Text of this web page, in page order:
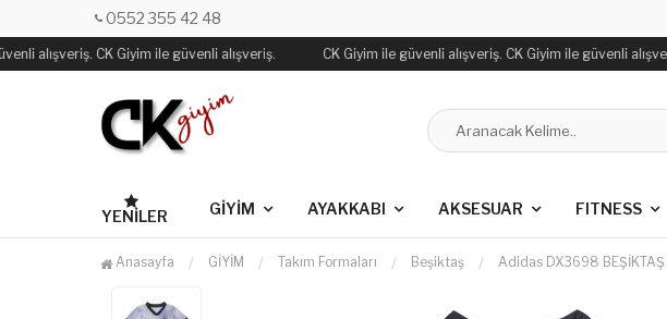
0552 355 42 48
alışveriş. CK Giyim ile güvenli alışveriş. CK Giyim ile güvenli alışveriş. CK Giyim ile güvenli
YENILER GİYİM AYAKKABI AKSESUAR FITNESS
Anasayfa GİYİM Takım Formaları Beşiktaş Adidas DX3698 BEŞİKTAŞ